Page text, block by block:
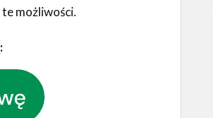
możliwości.